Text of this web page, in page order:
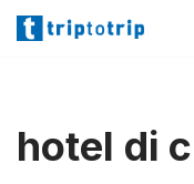
hotel di